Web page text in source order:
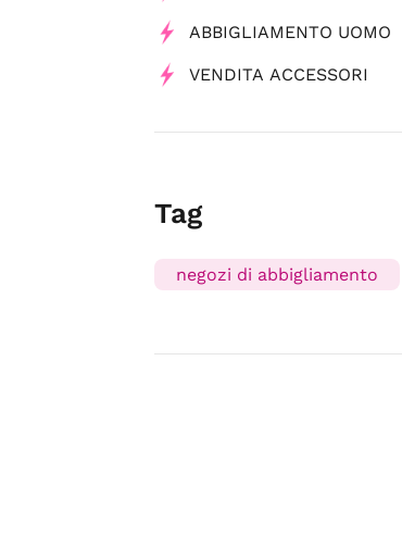
ABBIGLIAMENTO UOMO
VENDITA ACCESSORI
Tag
negozi di abbigliamento